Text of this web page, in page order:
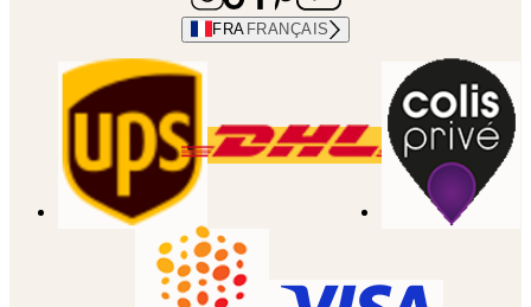
FRA FRANÇAIS